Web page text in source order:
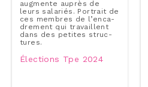
augmente auprès de
leurs salariés. Portrait de
ces membres de l’en­ca­
dre­ment qui tra­vaillent
dans des petites struc­
tures.
Élections Tpe 2024